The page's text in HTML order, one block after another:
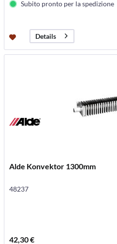
Subito pronto per la spedizione
Details
Alde Konvektor 1300mm
48237
42,30 €